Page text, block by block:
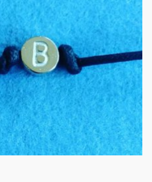
voor Bamboo
MEER INFORMATIE